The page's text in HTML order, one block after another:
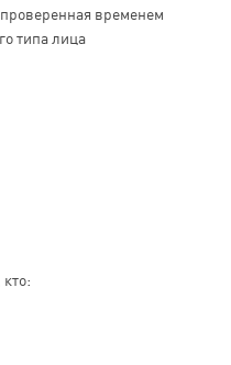
временем
типа лица